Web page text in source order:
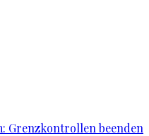
Grenzkontrollen beenden